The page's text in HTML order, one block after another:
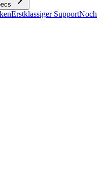
Erstklassiger SupportNoch